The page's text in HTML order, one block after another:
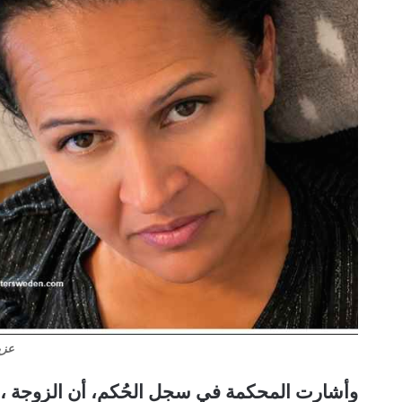
وأشارت المحكمة في سجل الحُكم، أن الزوجة ،